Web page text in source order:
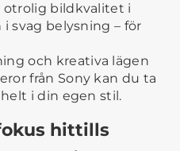
otrolig bildkvalitet i
i svag belysning – för
och kreativa lägen
från Sony kan du ta
i din egen stil.
hittills